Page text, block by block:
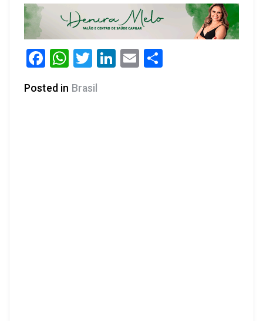
Facebook
WhatsApp
Twitter
LinkedIn
Email
Posted in Brasil